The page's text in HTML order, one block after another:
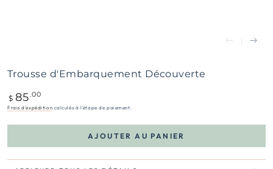
Trousse d'Embarquement Découverte
Prix
normal
$ 85.00
Frais d'expédition calculés à l'étape de paiement.
AJOUTER AU PANIER